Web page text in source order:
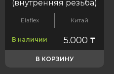
(внутренняя резьба)
Elaflex Китай
В наличии 5.000 ₸
В КОРЗИНУ